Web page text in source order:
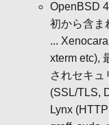
OpenBSD
初から含ま
...
xterm etc),
されセキュ
(SSL/TLS,
Lynx